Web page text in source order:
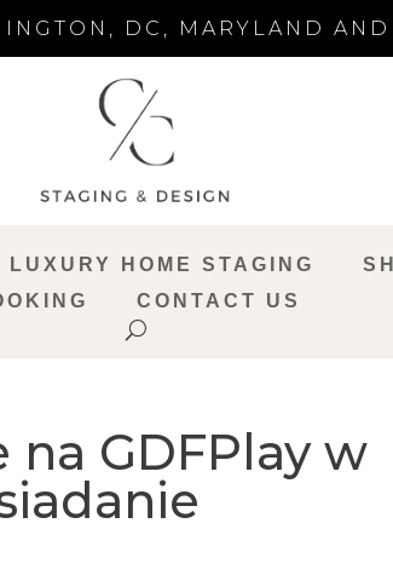
DC, MARYLAND
LUXURY HOME STAGING
CONTACT US
na GDFPlay w